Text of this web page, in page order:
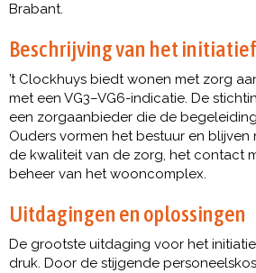
Brabant.
Beschrijving van het initiatief
’t Clockhuys biedt wonen met zorg
met een VG3–VG6-indicatie. De
een zorgaanbieder die de
Ouders vormen het bestuur en
de kwaliteit van de zorg, het contact
beheer van het wooncomplex.
Uitdagingen en oplossingen
De grootste uitdaging voor het
druk. Door de stijgende